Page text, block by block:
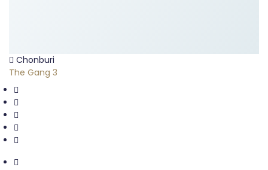
Chonburi
The Gang 3